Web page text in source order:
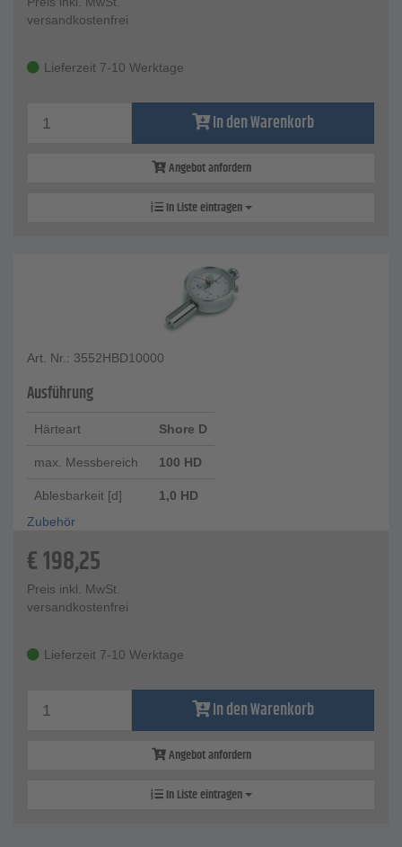
versandkostenfrei
Lieferzeit 7-10 Werktage
In den Warenkorb
Angebot anfordern
In Liste eintragen
Art. Nr.: 3552HBD10000
Ausführung
Härteart Shore D
max. Messbereich 100 HD
Ablesbarkeit [d]
1,0 HD
Zubehör
€198,25
Preis inkl. MwSt.
versandkostenfrei
Lieferzeit 7-10 Werktage
In den Warenkorb
Angebot anfordern
In Liste eintragen